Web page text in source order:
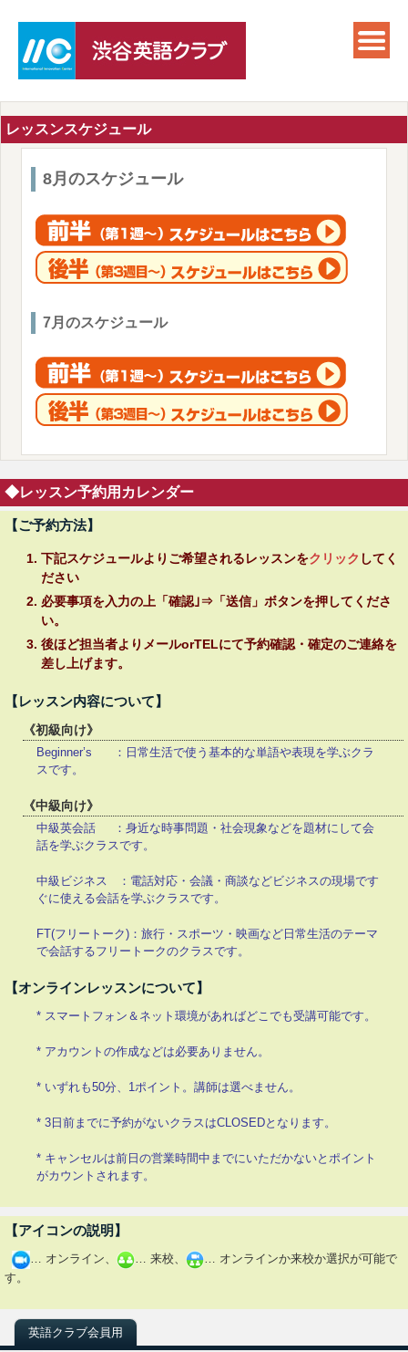
レッスンスケジュール
8月のスケジュール
7月のスケジュール
◆レッスン予約用カレンダー
【ご予約方法】
下記スケジュールよりご希望されるレッスンをクリック してく
ださい
必要事項を入力の上「確認｣⇒「送信」ボタンを押してくださ
い。
後ほど担当者よりメールorTELにて予約確認・確定のご連絡を
差し上げます。
【レッスン内容について】
《初級向け》
Beginner’s ：日常生活で使う基本的な単語や表現を学ぶクラ
スです。
《中級向け》
中級英会話 ：身近な時事問題・社会現象などを題材にして会
話を学ぶクラスです。
中級ビジネス ：電話対応・会議・商談などビジネスの現場です
ぐに使える会話を学ぶクラスです。
FT(フリートーク)：旅行・スポーツ・映画など日常生活のテーマ
で会話するフリートークのクラスです。
【オンラインレッスンについて】
* スマートフォン＆ネット環境があればどこでも受講可能です。
* アカウントの作成などは必要ありません。
* いずれも50分、1ポイント。講師は選べません。
* 3日前までに予約がないクラスはCLOSEDとなります。
* キャンセルは前日の営業時間中までにいただかないとポイント
がカウントされます。
【アイコンの説明】
… オンライン、 … 来校、
… オンラインか来校か選択が可能で
す。
英語クラブ会員用